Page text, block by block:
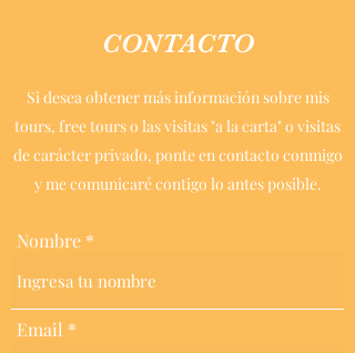
CONTACTO
Si desea obtener más información sobre mis
tours, free tours o las visitas "a la carta" o visitas
de carácter privado, ponte en contacto conmigo
y me comunicaré contigo lo antes posible.
Nombre
Email